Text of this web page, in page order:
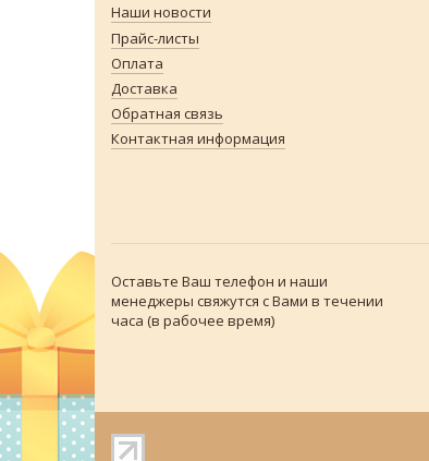
Наши новости
Прайс-листы
Оплата
Доставка
Обратная связь
Контактная информация
Оставьте Ваш телефон и наши
менеджеры свяжутся с Вами в течении
часа (в рабочее время)